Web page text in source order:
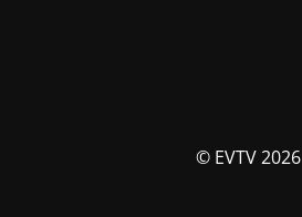
© EVTV 2026